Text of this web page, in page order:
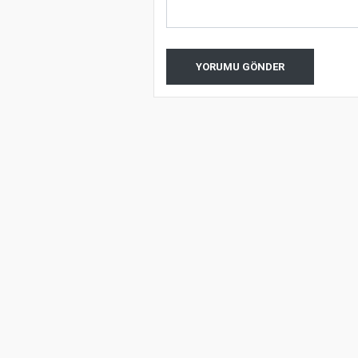
YORUMU GÖNDER